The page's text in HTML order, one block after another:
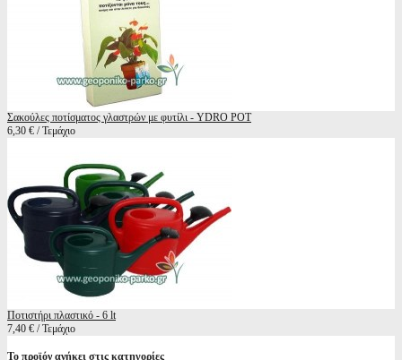
Σακούλες ποτίσματος γλαστρών με φυτίλι - YDRO POT
6,30 € / Τεμάχιο
Ποτιστήρι πλαστικό - 6 lt
7,40 € / Τεμάχιο
Το προϊόν ανήκει στις κατηγορίες